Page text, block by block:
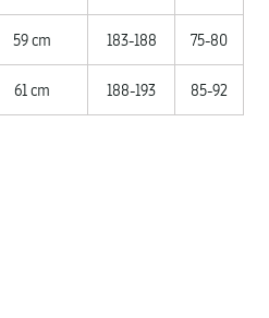
59 cm 183-188 75-80
61 cm 188-193 85-92